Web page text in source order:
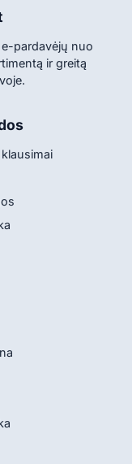
pardavėjų nuo
ir greitą